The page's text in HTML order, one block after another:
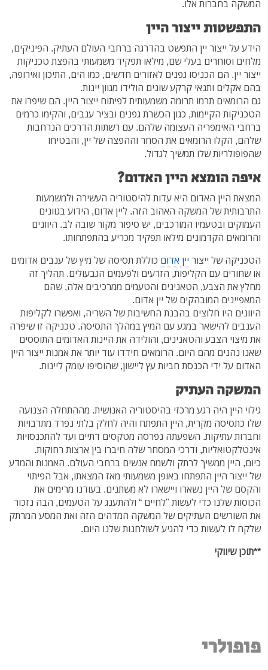
המשקה בחברות אלו.
התפשטות ייצור היין
הידע על ייצור יין התפשט בהדרגה ברחבי העולם העתיק. הפיניקים,
מלחים וסוחרים בעלי שם, מילאו תפקיד משמעותי בהפצת טכניקות
ייצור יין. הם הכניסו גפנים לאזורים חדשים, כמו הים, התיכון ואירופה,
בהם אקלים ותנאי קרקע שונים הולידו מגוון יינות.
גם הרומאים תרמו תרומה משמעותית לפיתוח ייצור היין. הם שיפרו את
הטכניקות הקיימות, כגון הכשרת גפנים ובציר ענבים, והקימו כרמים
ברחבי האימפריה העצומה שלהם. עם רשתות הדרכים הנרחבות
שלהם, הקלו הרומאים את הסחר וההפצה של יין, והבטיחו
שהפופולריות שלו תמשיך לגדול.
איפה הומצא היין האדום?
המצאת היין האדום היא עדות להיסטוריה העשירה ולמשמעות
התרבותית של המשקה האהוב הזה. ליין אדום, הידוע בגוונים
העמוקים ובטעמיו המורכבים, יש סיפור מקור שובה לב. היוונים
והרומאים הקדמונים מילאו תפקיד מכריע בהתפתחותו.
הטכניקה של ייצור יין אדום כוללת תסיסה של מיץ של ענבים אדומים
או שחורים עם הקליפות, הזרעים ולפעמים הגבעולים. תהליך זה
מחלץ את הצבע, הטאנינים והטעמים ממרכיבים אלה, שהם
המאפיינים המובהקים של יין אדום.
היוונים היו חלוצים בהבנת החשיבות של השריה, ואפשרו לקליפות
הענבים להישאר במגע עם המיץ במהלך התסיסה. טכניקה זו שיפרה
את מיצוי הצבע והטאנינים, והולידה את היינות האדומים התוססים
שאנו נהנים מהם היום. הרומאים חידדו עוד יותר את אמנות ייצור היין
האדום על ידי הכנסת חביות עץ ליישון, שהוסיפו עומק ליינות.
המשקה העתיק
גילוי היין היה רגע מרכזי בהיסטוריה האנושית. מההתחלה הצנועה
שלו כתסיסה מקרית, היין התפתח והיה לחלק בלתי נפרד מתרבויות
וחברות עתיקות. השפעתה נפרסה מטקסים דתיים ועד להתכנסויות
אינטלקטואליות, ודרכי המסחר שלה חיברו בין ארצות רחוקות.
כיום, היין ממשיך לרתק ולשמח אנשים ברחבי העולם. האמנות והמדע
של ייצור היין התפתחו באופן משמעותי מאז המצאתו, אבל הפיתוי
והקסם של היין נשארו ויישארו לא משתנים. בעודנו מרימים את
הכוסות שלנו כדי לעשות "לחיים “ ולהתענג על הטעמים, הבה נזכור
את השורשים העתיקים של המשקה המדהים הזה ואת המסע המרתק
שלקח לו לעשות כדי להגיע לשולחנות שלנו היום.
**תוכן שיווקי
פופולרי